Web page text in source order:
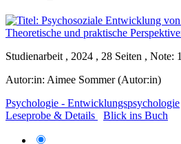
Studienarbeit , 2024 , 28 Seiten , Note: 1
Autor:in: Aimee Sommer (Autor:in)
Psychologie - Entwicklungspsychologie
Leseprobe & Details
Blick ins Buch